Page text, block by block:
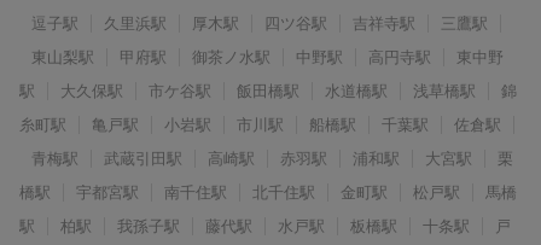
逗子駅
久里浜駅 厚木駅 四ツ谷駅 吉祥寺駅
三鷹駅
東山梨駅
甲府駅 御茶ノ水駅 中野駅 高円寺駅
東中野
駅
大久保駅 市ケ谷駅 飯田橋駅 水道橋駅 浅草橋駅
錦
糸町駅
亀戸駅 小岩駅 市川駅 船橋駅 千葉駅
佐倉駅
青梅駅
武蔵引田駅 高崎駅 赤羽駅 浦和駅 大宮駅
栗
橋駅
宇都宮駅 南千住駅 北千住駅 金町駅 松戸駅
馬橋
駅
柏駅 我孫子駅 藤代駅 水戸駅 板橋駅 十条駅
戸